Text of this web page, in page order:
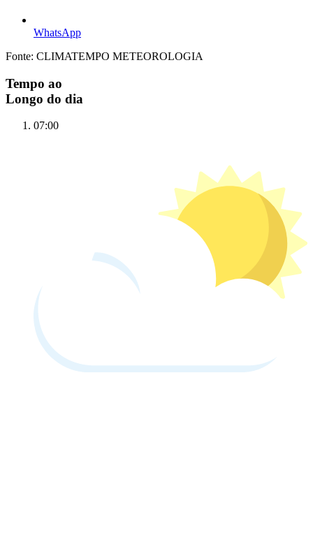
WhatsApp
Fonte: CLIMATEMPO METEOROLOGIA
Tempo ao
Longo do dia
07:00